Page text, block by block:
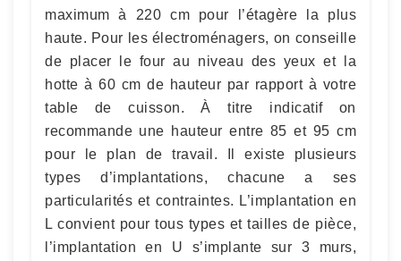
maximum à 220 cm pour l’étagère la plus
haute. Pour les électroménagers, on conseille
de placer le four au niveau des yeux et la
hotte à 60 cm de hauteur par rapport à votre
table de cuisson. À titre indicatif on
recommande une hauteur entre 85 et 95 cm
pour le plan de travail. Il existe plusieurs
types d’implantations, chacune a ses
particularités et contraintes. L’implantation en
L convient pour tous types et tailles de pièce,
l’implantation en U s’implante sur 3 murs,